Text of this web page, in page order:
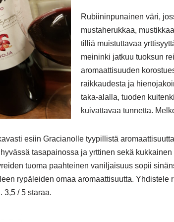
Rubiininpunainen väri,
mustaherukkaa,
tilliä muistuttavaa
meininki jatkuu tuoksun
aromaattisuuden
raikkaudesta ja
taka-alalla, tuoden
kuivattavaa tunnetta.
esiin Gracianolle tyypillistä
tasapainossa ja yrttinen sekä
tuoma paahteinen vaniljaisuus sopii
rypäleiden omaa aromaattisuutta. Yhdistele
3,5 / 5 staraa.